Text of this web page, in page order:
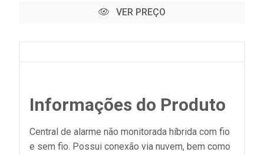
VER PREÇO
Informações do Produto
Central de alarme não monitorada híbrida com fio
e sem fio. Possui conexão via nuvem, bem como